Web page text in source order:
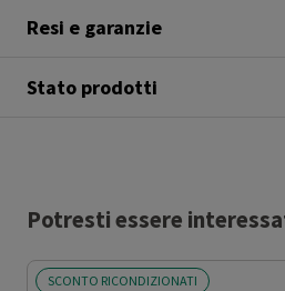
Resi e garanzie
Stato prodotti
Potresti essere
SCONTO RICONDIZIONATI